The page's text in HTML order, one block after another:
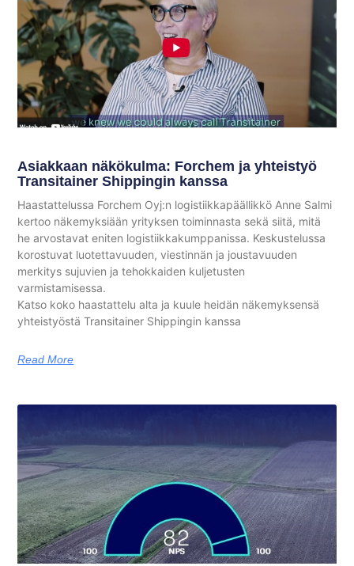
Asiakkaan näkökulma: Forchem ja yhteistyö
Transitainer Shippingin kanssa
Haastattelussa Forchem Oyj:n logistiikkapäällikkö Anne Salmi
kertoo näkemyksiään yrityksen toiminnasta sekä siitä, mitä
he arvostavat eniten logistiikkakumppanissa. Keskustelussa
korostuvat luotettavuuden, viestinnän ja joustavuuden
merkitys sujuvien ja tehokkaiden kuljetusten
varmistamisessa.
Katso koko haastattelu alta ja kuule heidän näkemyksensä
yhteistyöstä Transitainer Shippingin kanssa
Read More